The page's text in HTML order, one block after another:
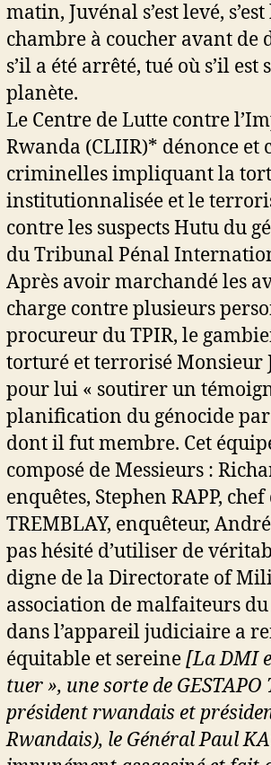
matin, Juvénal s’est levé,
chambre à coucher avant
s’il a été arrêté, tué où s’il
planète.
Le Centre de Lutte contre
Rwanda (CLIIR)* dénonce et
criminelles impliquant la
institutionnalisée et le
contre les suspects Hutu du
du Tribunal Pénal
Après avoir marchandé les
charge contre plusieurs
procureur du TPIR, le
torturé et terrorisé Monsieur
pour lui « soutirer un
planification du génocide
dont il fut membre. Cet
composé de Messieurs :
enquêtes, Stephen RAPP,
TREMBLAY, enquêteur,
pas hésité d’utiliser de
digne de la Directorate of
association de malfaiteurs
dans l’appareil judiciaire a
équitable et sereine[La DMI
tuer », une sorte de
président rwandais et
Rwandais), le Général Paul